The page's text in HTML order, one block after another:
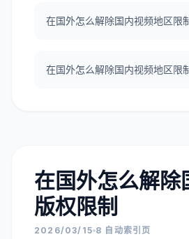
在国外怎么解除
版权限制
2026/03/15 8 自动索引页